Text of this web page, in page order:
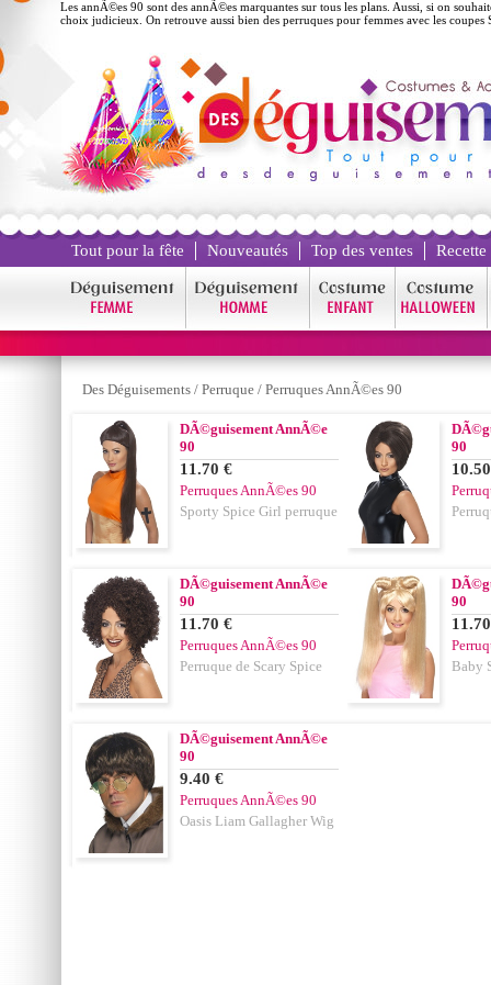
Les annÃ©es 90 sont des annÃ©es marquantes sur tous les plans. Aussi, si on
choix judicieux. On retrouve aussi bien des perruques pour femmes avec les
Tout pour la fête Nouveautés Top des ventes
Des Déguisements / Perruque / Perruques AnnÃ©es 90
DÃ©guisement AnnÃ©e
90
11.70 €
Perruques AnnÃ©es 90
Sporty Spice Girl perruque
90
DÃ©guisement AnnÃ©e
90
11.70 €
Perruques AnnÃ©es 90
Perruque de Scary Spice
90
Baby
DÃ©guisement AnnÃ©e
90
9.40 €
Perruques AnnÃ©es 90
Oasis Liam Gallagher Wig